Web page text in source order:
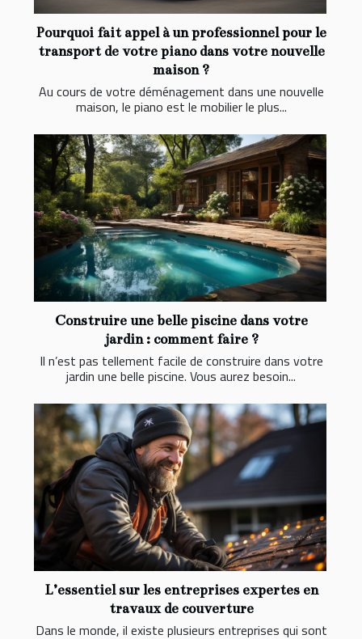
Pourquoi fait appel à un professionnel pour le
transport de votre piano dans votre nouvelle
maison ?
Au cours de votre déménagement dans une nouvelle
maison, le piano est le mobilier le plus...
Construire une belle piscine dans votre
jardin : comment faire ?
Il n’est pas tellement facile de construire dans votre
jardin une belle piscine. Vous aurez besoin...
L’essentiel sur les entreprises expertes en
travaux de couverture
Dans le monde, il existe plusieurs entreprises qui sont